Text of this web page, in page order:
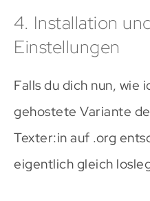
4. Installation
Einstellungen
Falls du dich nun, wie
gehostete Variante
Texter:in auf .org
eigentlich gleich